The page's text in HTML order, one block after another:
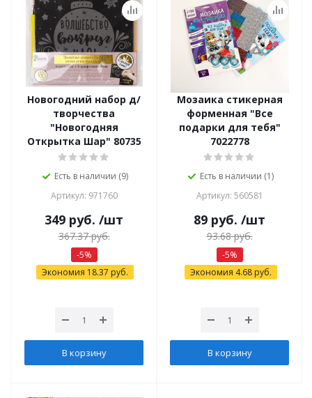
Новогодний набор д/
творчества
"Новогодняя
Открытка Шар" 80735
Есть в наличии (9)
Артикул: 971760
349 руб. /шт
367.37руб.
-5%
Экономия 18.37 руб.
В корзину
Мозаика стикерная
форменная "Все
подарки для тебя"
7022778
Есть в наличии (1)
Артикул: 560581
89 руб. /шт
93.68руб.
-5%
Экономия 4.68руб.
В корзину